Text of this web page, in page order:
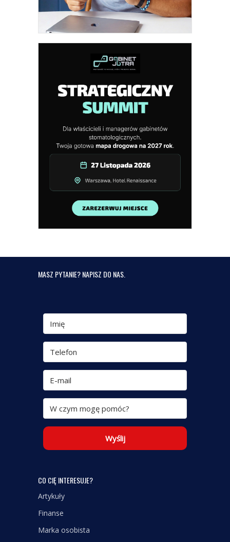
MASZ PYTANIE? NAPISZ DO NAS.
Wyślij
CO CIĘ INTERESUJE?
Artykuły
Finanse
Marka osobista